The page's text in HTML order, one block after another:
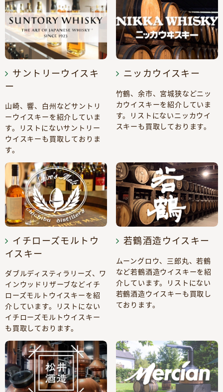
サントリーウイスキ
ー
山崎、響、白州などサントリ
ーウイスキーを紹介していま
す。リストにないサントリー
ウイスキーも買取しておりま
す。
ニッカウイスキー
竹鶴、余市、宮城狭などニッ
カウイスキーを紹介していま
す。リストにないニッカウイ
スキーも買取しております。
イチローズモルトウ
イスキー
ダブルディスティラリーズ、ワ
インウッドリザーブなどイチ
ローズモルトウイスキーを紹
介しています。リストにない
イチローズモルトウイスキー
も買取しております。
若鶴酒造ウイスキー
ムーングロウ、三郎丸、若鶴
など若鶴酒造ウイスキーを紹
介しています。リストにない
若鶴酒造ウイスキーも買取し
ております。